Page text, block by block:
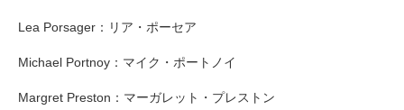
Lea Porsager：リア・ポーセア
Michael Portnoy：マイク・ポートノイ
Margret Preston：マーガレット・プレストン